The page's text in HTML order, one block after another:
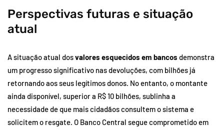
Perspectivas futuras e situação
atual
A situação atual dosvalores esquecidos em bancos demonstra
um progresso significativo nas devoluções, com bilhões já
retornando aos seus legítimos donos. No entanto, o montante
ainda disponível, superior a R$ 10 bilhões, sublinha a
necessidade de que mais cidadãos consultem o sistema e
solicitem o resgate. O Banco Central segue comprometido em